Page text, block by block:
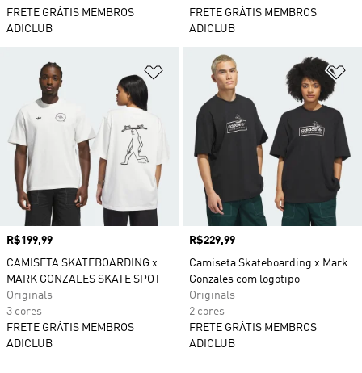
FRETE GRÁTIS MEMBROS
ADICLUB
FRETE GRÁTIS MEMBROS
ADICLUB
Adicionar à Lista de Desejos
Preço
R$199,99
CAMISETA SKATEBOARDING x
MARK GONZALES SKATE SPOT
Originals
3 cores
FRETE GRÁTIS MEMBROS
ADICLUB
Preço
R$229,99
Camiseta Skateboarding x Mark
Gonzales com logotipo
Originals
2 cores
FRETE GRÁTIS MEMBROS
ADICLUB